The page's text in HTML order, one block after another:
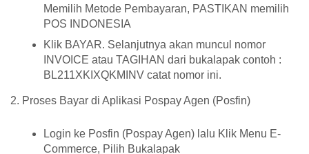
Memilih Metode Pembayaran, PASTIKAN memilih
POS INDONESIA
Klik BAYAR. Selanjutnya akan muncul nomor
INVOICE atau TAGIHAN dari bukalapak contoh :
BL211XKIXQKMINV catat nomor ini.
2. Proses Bayar di Aplikasi Pospay Agen (Posfin)
Login ke Posfin (Pospay Agen) lalu Klik Menu E-
Commerce, Pilih Bukalapak